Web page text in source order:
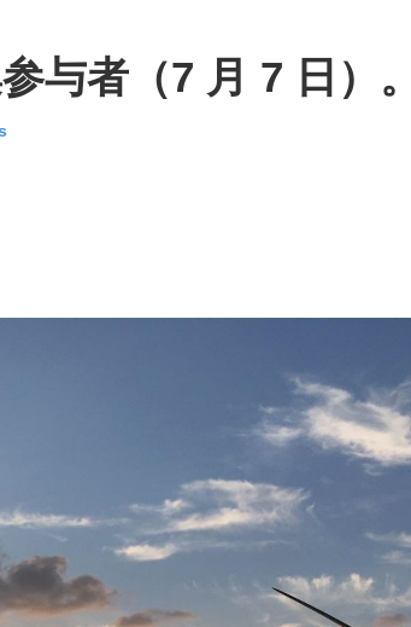
与者（7 月 7 日）。